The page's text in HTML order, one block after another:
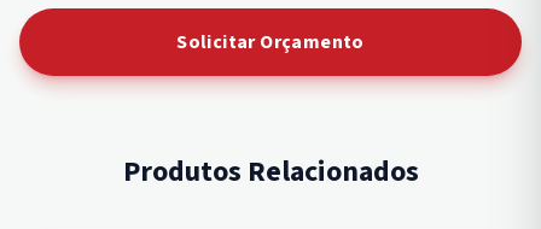
Solicitar Orçamento
Produtos Relacionados